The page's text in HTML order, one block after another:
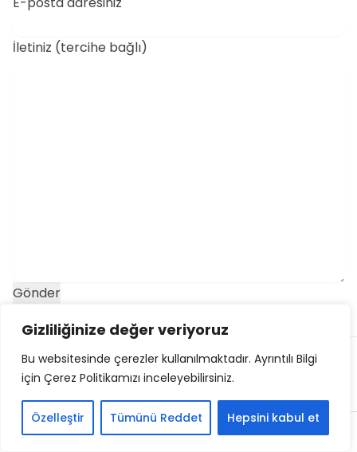
Gizliliğinize değer veriyoruz
Bu websitesinde çerezler kullanılmaktadır. Ayrıntılı Bilgi
için Çerez Politikamızı inceleyebilirsiniz.
Özelleştir Tümünü Reddet Hepsini kabul et
İletiniz (tercihe bağlı)